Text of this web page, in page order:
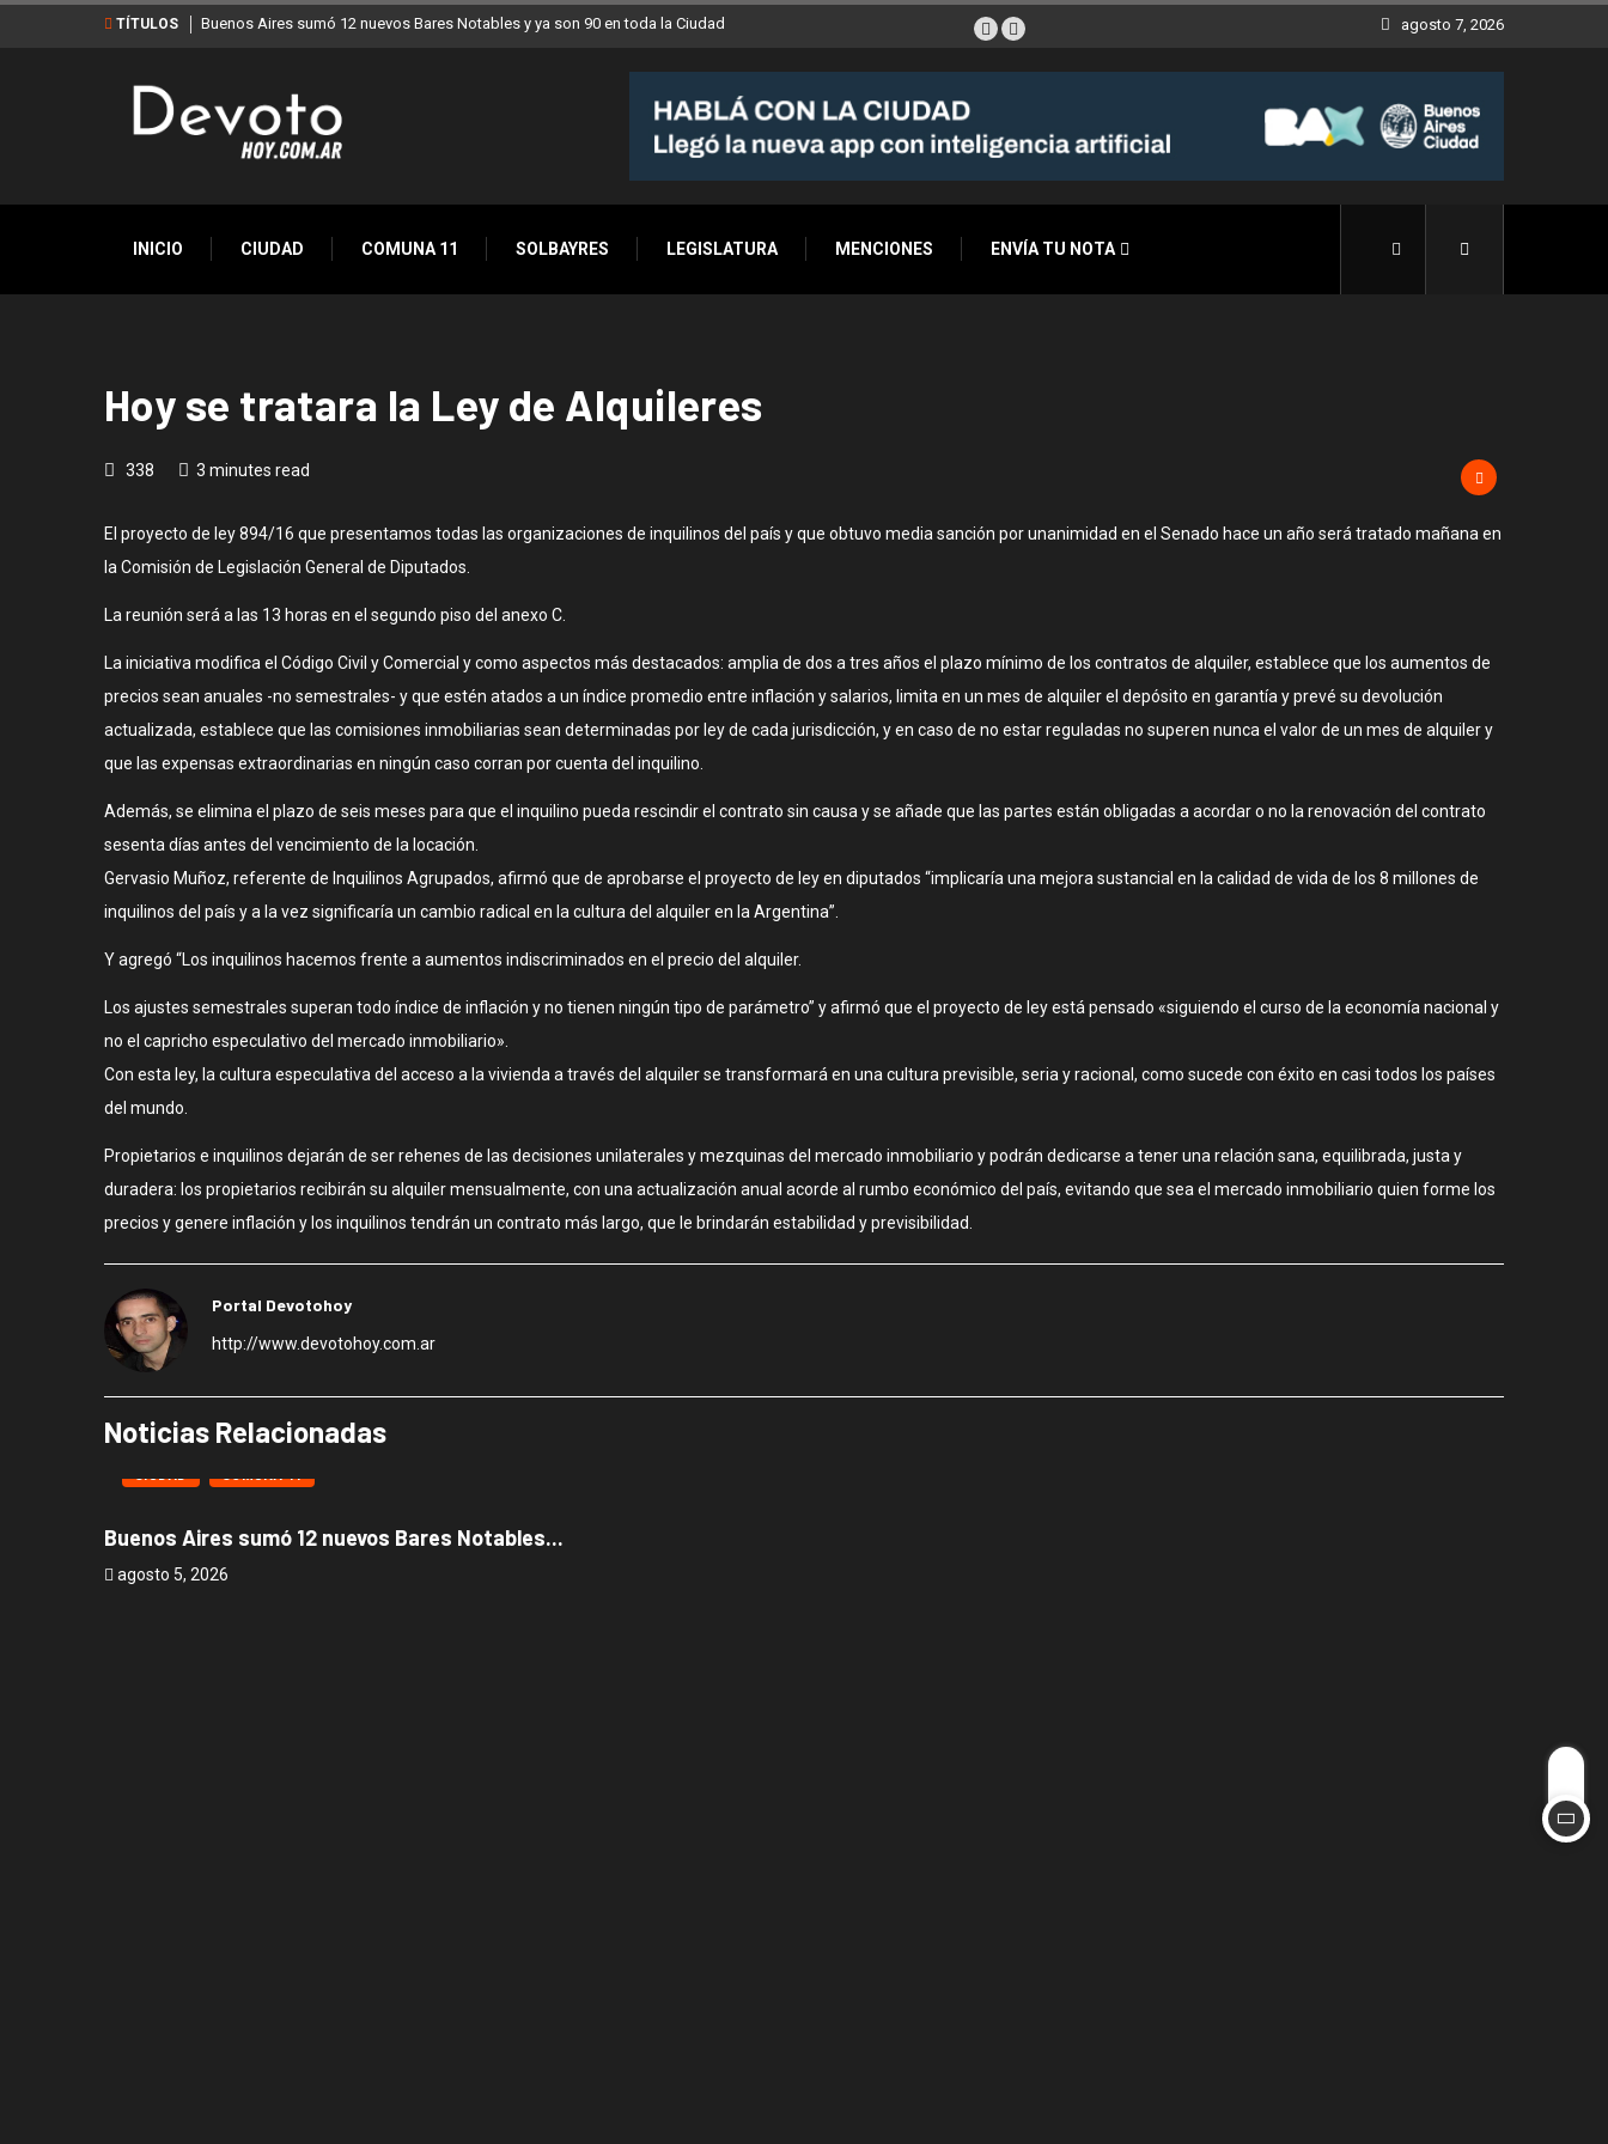
TÍTULOS Buenos Aires sumó 12 nuevos Bares Notables y ya son 90 en toda la Ciudad agosto 7, 2026
INICIO CIUDAD COMUNA 11 SOLBAYRES LEGISLATURA MENCIONES ENVÍA TU NOTA
Hoy se tratara la Ley de Alquileres
338 3 minutes read
El proyecto de ley 894/16 que presentamos todas las organizaciones de inquilinos del país y que obtuvo media sanción por unanimidad en el Senado hace un año será tratado mañana en
la Comisión de Legislación General de Diputados.
La reunión será a las 13 horas en el segundo piso del anexo C.
La iniciativa modifica el Código Civil y Comercial y como aspectos más destacados: amplia de dos a tres años el plazo mínimo de los contratos de alquiler, establece que los aumentos de
precios sean anuales -no semestrales- y que estén atados a un índice promedio entre inflación y salarios, limita en un mes de alquiler el depósito en garantía y prevé su devolución
actualizada, establece que las comisiones inmobiliarias sean determinadas por ley de cada jurisdicción, y en caso de no estar reguladas no superen nunca el valor de un mes de alquiler y
que las expensas extraordinarias en ningún caso corran por cuenta del inquilino.
Además, se elimina el plazo de seis meses para que el inquilino pueda rescindir el contrato sin causa y se añade que las partes están obligadas a acordar o no la renovación del contrato
sesenta días antes del vencimiento de la locación.
Gervasio Muñoz, referente de Inquilinos Agrupados, afirmó que de aprobarse el proyecto de ley en diputados “implicaría una mejora sustancial en la calidad de vida de los 8 millones de
inquilinos del país y a la vez significaría un cambio radical en la cultura del alquiler en la Argentina”.
Y agregó “Los inquilinos hacemos frente a aumentos indiscriminados en el precio del alquiler.
Los ajustes semestrales superan todo índice de inflación y no tienen ningún tipo de parámetro” y afirmó que el proyecto de ley está pensado «siguiendo el curso de la economía nacional y
no el capricho especulativo del mercado inmobiliario».
Con esta ley, la cultura especulativa del acceso a la vivienda a través del alquiler se transformará en una cultura previsible, seria y racional, como sucede con éxito en casi todos los países
del mundo.
Propietarios e inquilinos dejarán de ser rehenes de las decisiones unilaterales y mezquinas del mercado inmobiliario y podrán dedicarse a tener una relación sana, equilibrada, justa y
duradera: los propietarios recibirán su alquiler mensualmente, con una actualización anual acorde al rumbo económico del país, evitando que sea el mercado inmobiliario quien forme los
precios y genere inflación y los inquilinos tendrán un contrato más largo, que le brindarán estabilidad y previsibilidad.
Portal Devotohoy
http://www.devotohoy.com.ar
Noticias Relacionadas
CIUDAD COMUNA 11
Buenos Aires sumó 12 nuevos Bares Notables...
agosto 5, 2026